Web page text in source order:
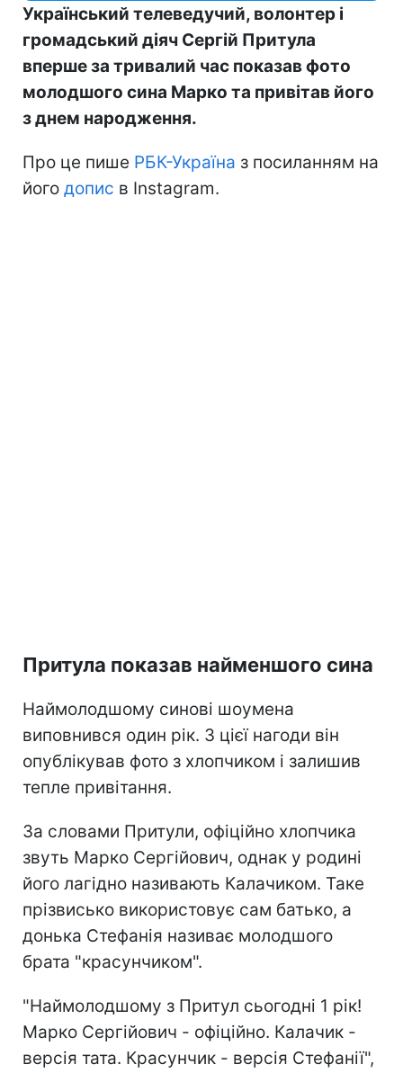
Український телеведучий, волонтер і
громадський діяч Сергій Притула
вперше за тривалий час показав фото
молодшого сина Марко та привітав його
з днем народження.
Про це пише РБК-Україна з посиланням на
його допис в Instagram.
Притула показав найменшого сина
Наймолодшому синові шоумена
виповнився один рік. З цієї нагоди він
опублікував фото з хлопчиком і залишив
тепле привітання.
За словами Притули, офіційно хлопчика
звуть Марко Сергійович, однак у родині
його лагідно називають Калачиком. Таке
прізвисько використовує сам батько, а
донька Стефанія називає молодшого
брата "красунчиком".
"Наймолодшому з Притул сьогодні 1 рік!
Марко Сергійович - офіційно. Калачик -
версія тата. Красунчик - версія Стефанії",